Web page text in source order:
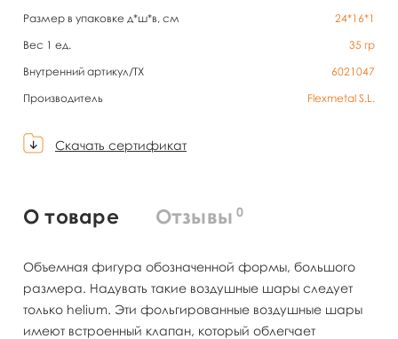
Размер в упаковке д*ш*в, см
24*16*1
Вес 1 ед.
35 гр
Внутренний артикул/TX
6021047
Производитель
Flexmetal S.L.
Скачать сертификат
О товаре Отзывы 0
Объемная фигура обозначенной формы, большого
размера. Надувать такие воздушные шары следует
только helium. Эти фольгированные воздушные шары
имеют встроенный клапан, который облегчает